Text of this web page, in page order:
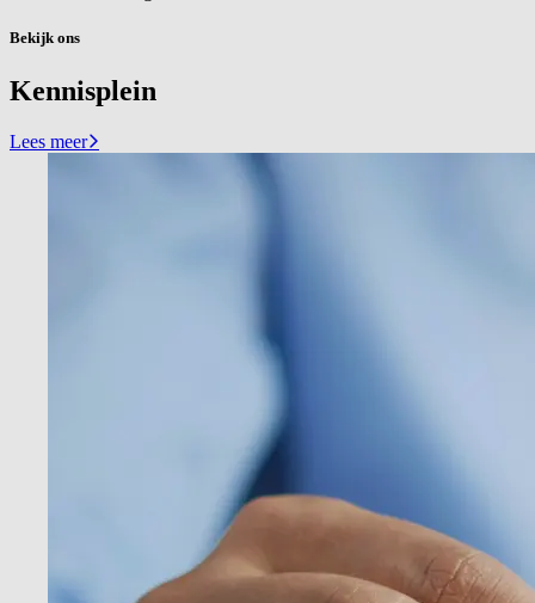
Bekijk ons
Kennisplein
Lees meer